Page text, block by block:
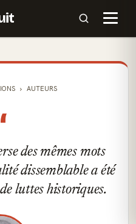
AUTEURS
des mêmes mots
dissemblable a été
luttes historiques.